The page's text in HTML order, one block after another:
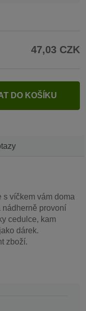
47,03 CZK
DO KOŠÍKU
s víčkem vám doma
provoní
cedulce, kam
dárek.
zboží.